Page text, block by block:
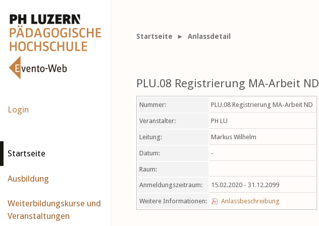
Login
Startseite
Ausbildung
Weiterbildungskurse und
Veranstaltungen
Startseite ► Anlassdetail
PLU.08 Registrierung MA-Arbeit ND
Nummer: PLU.08 Registrierung MA-Arbeit ND
Veranstalter: PH LU
Leitung: Markus Wilhelm
Datum: -
Raum:
Anmeldungszeitraum: 15.02.2020 - 31.12.2099
Weitere Informationen: Anlassbeschreibung